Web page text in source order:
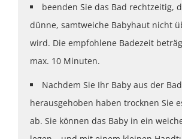
beenden Sie das Bad rechtzeitig,
dünne, samtweiche Babyhaut nicht
wird. Die empfohlene Badezeit
max. 10 Minuten.
Nachdem Sie Ihr Baby aus der
herausgehoben haben trocknen Sie
ab. Sie können das Baby in ein